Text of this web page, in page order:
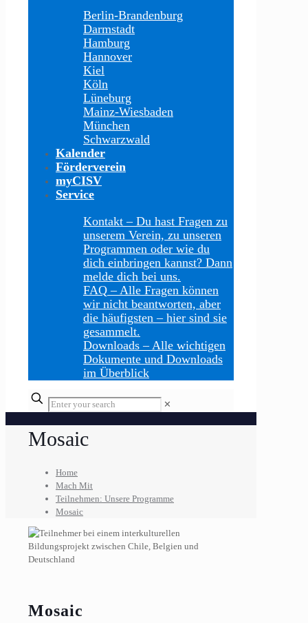
Berlin-Brandenburg
Darmstadt
Hamburg
Hannover
Kiel
Köln
Lüneburg
Mainz-Wiesbaden
München
Schwarzwald
Kalender
Förderverein
myCISV
Service
Kontakt – Du hast Fragen zu
unserem Verein, zu unseren
Programmen oder wie du
dich einbringen kannst? Dann
melde dich bei uns.
FAQ –Alle Fragen können
wir nicht beantworten, aber
die häufigsten – hier sind sie
gesammelt.
Downloads –Alle wichtigen
Dokumente und Downloads
im Überblick
Enter
your
✕
Mosaic
Home
Mach Mit
Teilnehmen: Unsere Programme
Mosaic
Mosaic